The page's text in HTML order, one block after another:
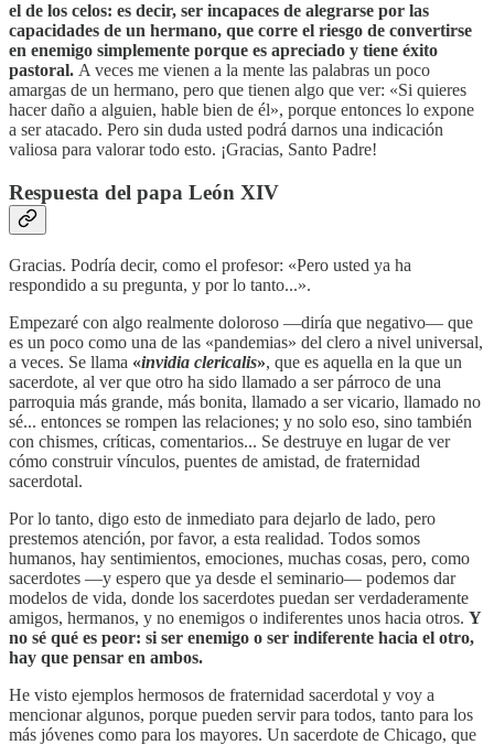
el de los celos: es decir, ser incapaces de alegrarse por las
capacidades de un hermano, que corre el riesgo de convertirse
en enemigo simplemente porque es apreciado y tiene éxito
pastoral. A veces me vienen a la mente las palabras un poco
amargas de un hermano, pero que tienen algo que ver: «Si quieres
hacer daño a alguien, hable bien de él», porque entonces lo expone
a ser atacado. Pero sin duda usted podrá darnos una indicación
valiosa para valorar todo esto. ¡Gracias, Santo Padre!
Respuesta del papa León XIV
Gracias. Podría decir, como el profesor: «Pero usted ya ha
respondido a su pregunta, y por lo tanto...».
Empezaré con algo realmente doloroso —diría que negativo— que
es un poco como una de las «pandemias» del clero a nivel universal,
a veces. Se llama «invidia clericalis», que es aquella en la que un
sacerdote, al ver que otro ha sido llamado a ser párroco de una
parroquia más grande, más bonita, llamado a ser vicario, llamado no
sé... entonces se rompen las relaciones; y no solo eso, sino también
con chismes, críticas, comentarios... Se destruye en lugar de ver
cómo construir vínculos, puentes de amistad, de fraternidad
sacerdotal.
Por lo tanto, digo esto de inmediato para dejarlo de lado, pero
prestemos atención, por favor, a esta realidad. Todos somos
humanos, hay sentimientos, emociones, muchas cosas, pero, como
sacerdotes —y espero que ya desde el seminario— podemos dar
modelos de vida, donde los sacerdotes puedan ser verdaderamente
amigos, hermanos, y no enemigos o indiferentes unos hacia otros. Y
no sé qué es peor: si ser enemigo o ser indiferente hacia el otro,
hay que pensar en ambos.
He visto ejemplos hermosos de fraternidad sacerdotal y voy a
mencionar algunos, porque pueden servir para todos, tanto para los
más jóvenes como para los mayores. Un sacerdote de Chicago, que